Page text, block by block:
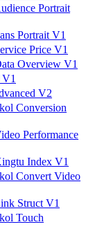
Portrait
Portrait V1
Price V1
Overview V1
V2
Conversion
Performance
Index V1
Convert Video
Struct V1
Touch